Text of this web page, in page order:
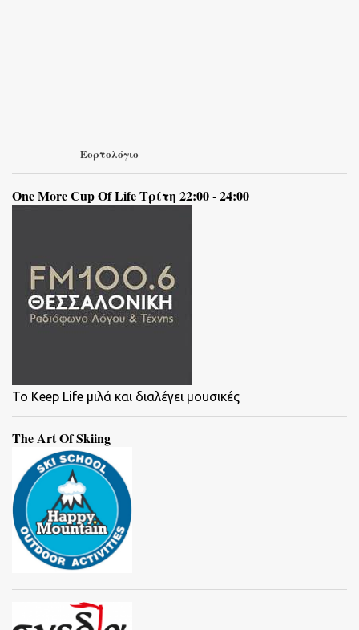
Εορτολόγιο
One More Cup Of Life Τρίτη 22:00 - 24:00
To Keep Life μιλά και διαλέγει μουσικές
The Art Of Skiing